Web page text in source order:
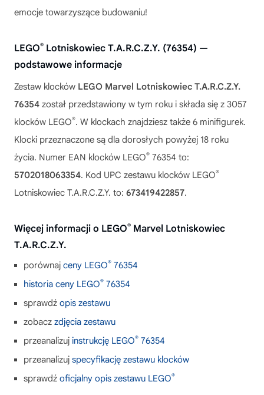
emocje towarzyszące budowaniu!
LEGO® Lotniskowiec T.A.R.C.Z.Y. (76354) —
podstawowe informacje
Zestaw klocków LEGO Marvel Lotniskowiec T.A.R.C.Z.Y.
76354 został przedstawiony w tym roku i składa się z 3057
klocków LEGO®. W klockach znajdziesz także 6 minifigurek.
Klocki przeznaczone są dla dorosłych powyżej 18 roku
życia. Numer EAN klocków LEGO® 76354 to:
5702018063354. Kod UPC zestawu klocków LEGO®
Lotniskowiec T.A.R.C.Z.Y. to: 673419422857.
Więcej informacji o LEGO® Marvel Lotniskowiec
T.A.R.C.Z.Y.
porównaj ceny LEGO® 76354
historia ceny LEGO® 76354
sprawdź opis zestawu
zobacz zdjęcia zestawu
przeanalizuj instrukcję LEGO® 76354
przeanalizuj specyfikację zestawu klocków
sprawdź oficjalny opis zestawu LEGO®